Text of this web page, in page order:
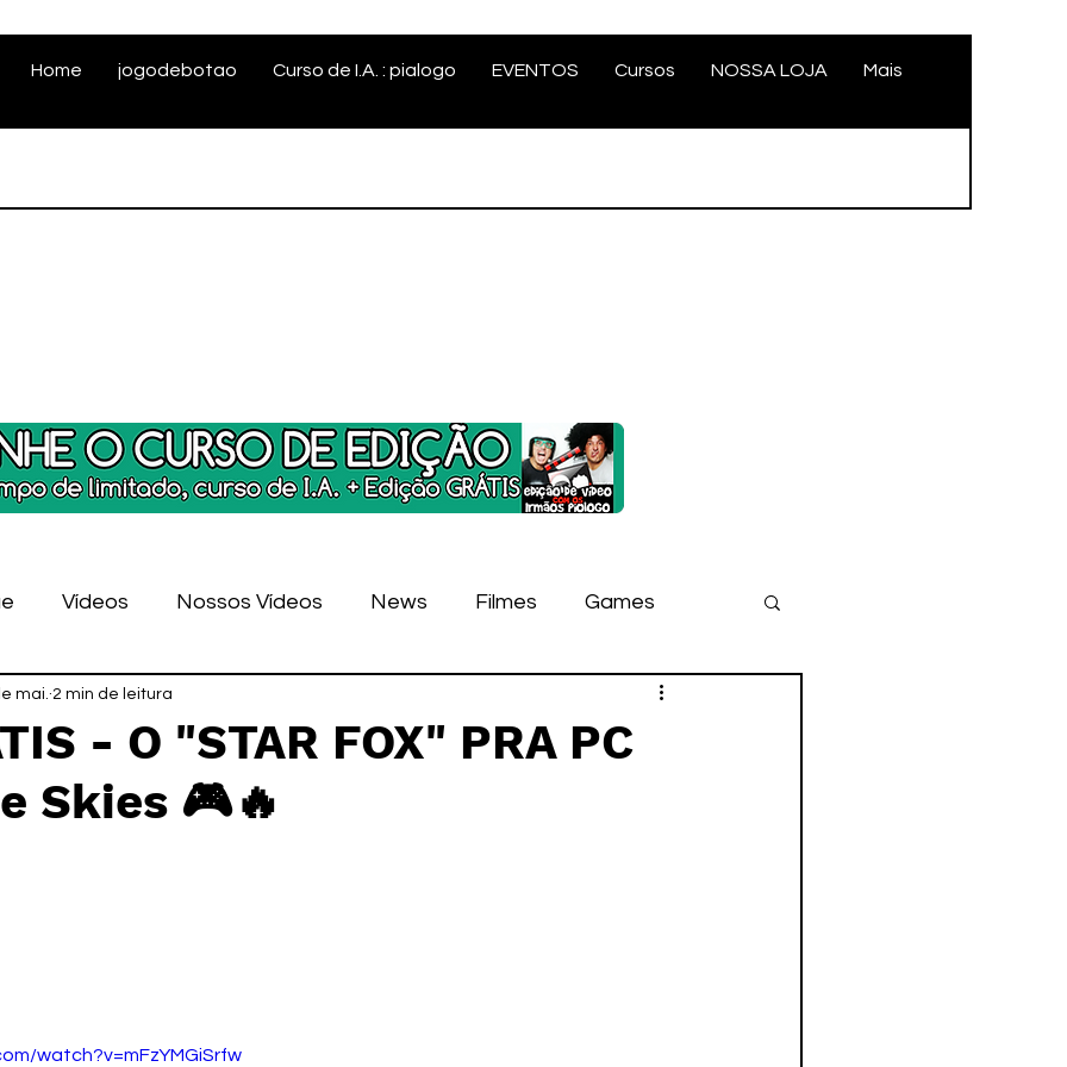
Home jogodebotao Curso de I.A. : pialogo EVENTOS Cursos NOSSA LOJA Mais
Vídeos Nossos Vídeos News Filmes Games
Tecnologia game
BILE games
- O "STAR FOX" PRA PC
Skies 🎮🔥
mai. 2 min de leitura
5 estrelas.
watch?v=mFzYMGiSrfw